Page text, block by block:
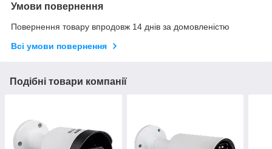
Умови повернення
Повернення товару впродовж 14 днів за домовленістю
Всі умови повернення
Подібні товари компанії